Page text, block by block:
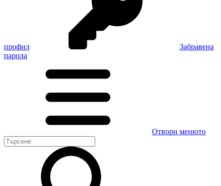
профил
Забравена
парола
Отвори менюто